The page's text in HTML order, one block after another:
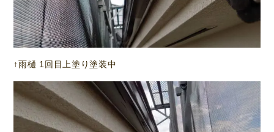
↑雨樋 1回目上塗り塗装中